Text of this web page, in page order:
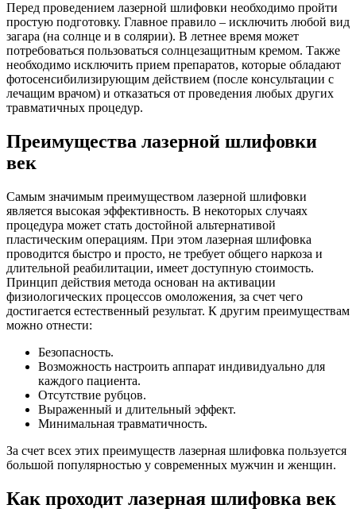
Перед проведением лазерной шлифовки необходимо пройти
простую подготовку. Главное правило – исключить любой вид
загара (на солнце и в солярии). В летнее время может
потребоваться пользоваться солнцезащитным кремом. Также
необходимо исключить прием препаратов, которые обладают
фотосенсибилизирующим действием (после консультации с
лечащим врачом) и отказаться от проведения любых других
травматичных процедур.
Преимущества лазерной шлифовки
век
Самым значимым преимуществом лазерной шлифовки
является высокая эффективность. В некоторых случаях
процедура может стать достойной альтернативой
пластическим операциям. При этом лазерная шлифовка
проводится быстро и просто, не требует общего наркоза и
длительной реабилитации, имеет доступную стоимость.
Принцип действия метода основан на активации
физиологических процессов омоложения, за счет чего
достигается естественный результат. К другим преимуществам
можно отнести:
Безопасность.
Возможность настроить аппарат индивидуально для
каждого пациента.
Отсутствие рубцов.
Выраженный и длительный эффект.
Минимальная травматичность.
За счет всех этих преимуществ лазерная шлифовка пользуется
большой популярностью у современных мужчин и женщин.
Как проходит лазерная шлифовка век